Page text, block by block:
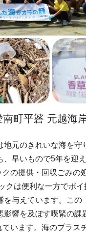
町平碆 元越海
元のきれいな海を
早いもので5年を迎
の提供・回収ごみの
は便利な一方でポ
与えています。こ
響を及ぼす喫緊の
います。海のプラス